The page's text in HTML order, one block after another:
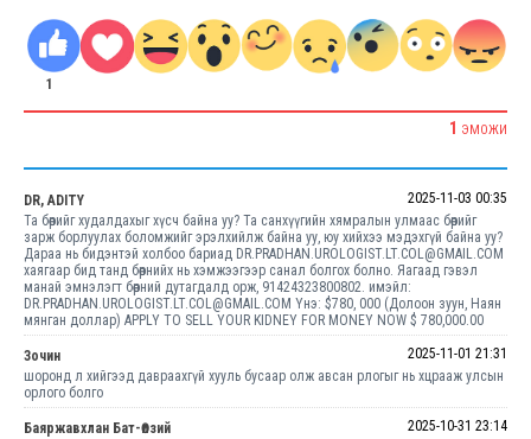
1
1 ЭМОЖИ
DR, ADITY
2025-11-03 00:35
Та бөөрийг худалдахыг хүсч байна уу? Та санхүүгийн хямралын улмаас бөөрийг
зарж борлуулах боломжийг эрэлхийлж байна уу, юу хийхээ мэдэхгүй байна уу?
Дараа нь бидэнтэй холбоо бариад DR.PRADHAN.UROLOGIST.LT.COL@GMAIL.COM
хаягаар бид танд бөөрнийх нь хэмжээгээр санал болгох болно. Яагаад гэвэл
манай эмнэлэгт бөөрний дутагдалд орж, 91424323800802. имэйл:
DR.PRADHAN.UROLOGIST.LT.COL@GMAIL.COM Yнэ: $780, 000 (Долоон зуун, Наян
мянган доллар) APPLY TO SELL YOUR KIDNEY FOR MONEY NOW $ 780,000.00
Зочин
2025-11-01 21:31
шоронд л хийгээд давраахгүй хууль бусаар олж авсан рлогыг нь хцрааж улсын
орлого болго
Баяржавхлан Бат-Өлзий
2025-10-31 23:14